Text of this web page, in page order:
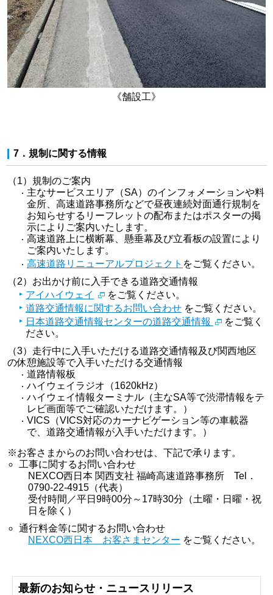
《舗設工》
7．規制に関する情報
（1）規制のご案内
主なサービスエリア（SA）のインフォメーションや料
金所、高速道路事務所などで昼夜連続対面通行規制を
お知らせするリーフレットの配布またはポスターの掲
示によりご案内いたします。
高速道路上に横断幕、懸垂幕及び立看板の設置により
ご案内いたします。
高速道路リニューアルプロジェクト をご覧ください。
（2）お出かけ前に入手できる道路交通情報
アイハイウェイ
をご覧ください。
道路交通情報に関するお問い合わせ をご覧ください。
日本道路交通情報センターの道路交通情報
をご覧く
ださい。
（3）走行中に入手いただける道路交通情報及び関西地区
の休憩施設等で入手いただける交通情報
道路情報板
ハイウェイラジオ（1620kHz）
ハイウェイ情報ターミナル（主なSA等で渋滞情報をテ
レビ画面等でご確認いただけます。）
VICS（VICS対応のカーナビゲーション等の車載器
で、道路交通情報が入手いただけます。）
※お客さまからのお問い合わせは、下記で承ります。
工事に関するお問い合わせ
NEXCO西日本 関西支社 福崎高速道路事務所 Tel．
0790-22-4915（代表）
受付時間／平日9時00分～17時30分（土曜・日曜・祝
日を除く）
通行料金等に関するお問い合わせ
NEXCO西日本 お客さまセンター をご覧ください。
最新のお知らせ・ニュースリリース